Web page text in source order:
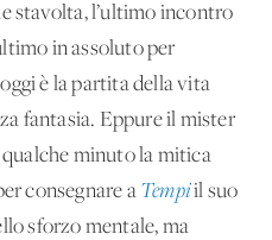
stavolta, l’ultimo incontro
in assoluto per
è la partita della vita
fantasia. Eppure il mister
minuto la mitica
consegnare a Tempiil suo
sforzo mentale, ma